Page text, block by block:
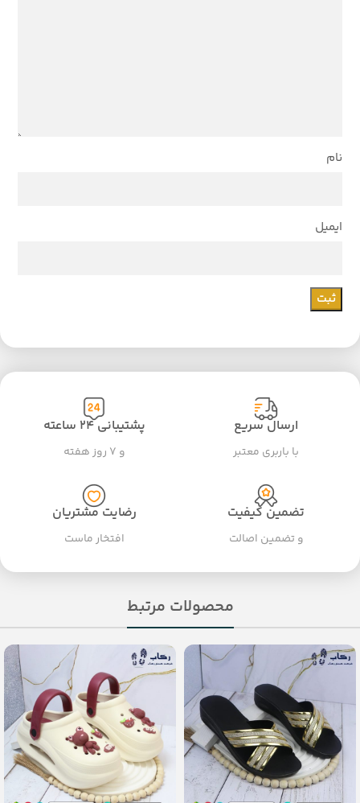
نام
ایمیل
ارسال سریع
با باربری معتبر
پشتیبانی ۲۴ ساعته
و ۷ روز هفته
تضمین کیفیت
و تضمین اصالت
رضایت مشتریان
افتخار ماست
محصولات مرتبط